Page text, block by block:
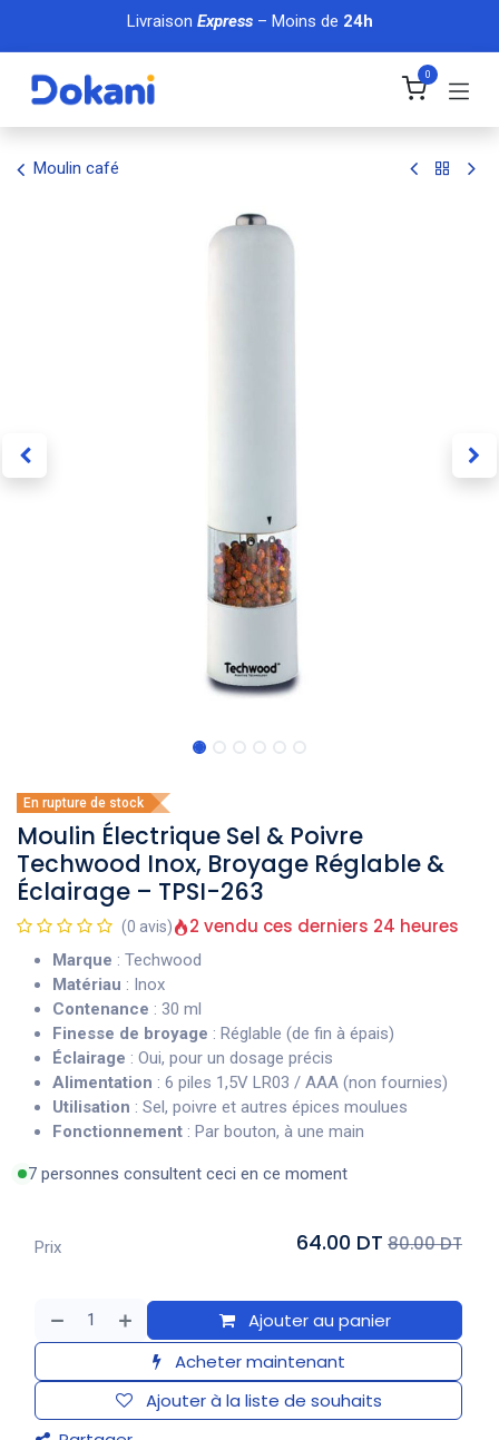
Se rendre au contenu
Livraison Express– Moins de 24h
0
Moulin café
En rupture de stock
Moulin Électrique Sel & Poivre
Techwood Inox, Broyage Réglable &
Éclairage – TPSI-263
(0 avis) 2 vendu ces derniers 24 heures
Marque : Techwood
Matériau : Inox
Contenance : 30 ml
Finesse de broyage : Réglable (de fin à épais)
Éclairage : Oui, pour un dosage précis
Alimentation : 6 piles 1,5V LR03 / AAA (non fournies)
Utilisation : Sel, poivre et autres épices moulues
Fonctionnement : Par bouton, à une main
7 personnes consultent ceci en ce moment
Ajouter au panier
Acheter maintenant
Ajouter à la liste de souhaits
Prix 64.00 DT 80.00 DT